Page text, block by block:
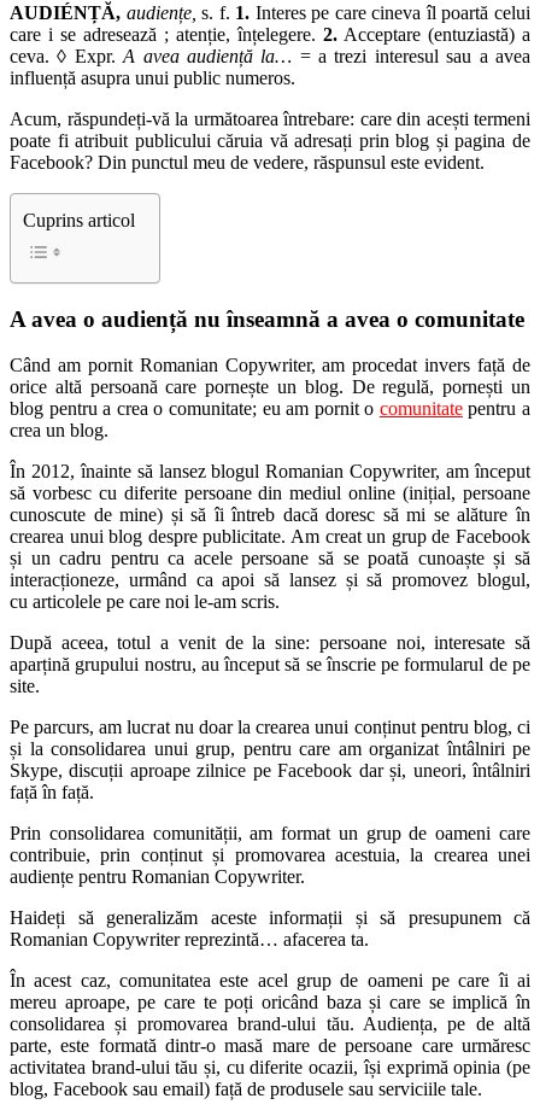
AUDIÉNȚĂ, audiențe, s. f. 1. Interes pe care cineva îl poartă celui
care i se adresează ; atenție, înțelegere. 2. Acceptare (entuziastă) a
ceva. ◊ Expr. A avea audiență la… = a trezi interesul sau a avea
influență asupra unui public numeros.
Acum, răspundeți-vă la următoarea întrebare: care din acești termeni
poate fi atribuit publicului căruia vă adresați prin blog și pagina de
Facebook? Din punctul meu de vedere, răspunsul este evident.
Cuprins articol
A avea o audiență nu înseamnă a avea o comunitate
Când am pornit Romanian Copywriter, am procedat invers față de
orice altă persoană care pornește un blog. De regulă, pornești un
blog pentru a crea o comunitate; eu am pornit o comunitatepentru a
crea un blog.
În 2012, înainte să lansez blogul Romanian Copywriter, am început
să vorbesc cu diferite persoane din mediul online (inițial, persoane
cunoscute de mine) și să îi întreb dacă doresc să mi se alăture în
crearea unui blog despre publicitate. Am creat un grup de Facebook
și un cadru pentru ca acele persoane să se poată cunoaște și să
interacționeze, urmând ca apoi să lansez și să promovez blogul,
cu articolele pe care noi le-am scris.
După aceea, totul a venit de la sine: persoane noi, interesate să
aparțină grupului nostru, au început să se înscrie pe formularul de pe
site.
Pe parcurs, am lucrat nu doar la crearea unui conținut pentru blog, ci
și la consolidarea unui grup, pentru care am organizat întâlniri pe
Skype, discuții aproape zilnice pe Facebook dar și, uneori, întâlniri
față în față.
Prin consolidarea comunității, am format un grup de oameni care
contribuie, prin conținut și promovarea acestuia, la crearea unei
audiențe pentru Romanian Copywriter.
Haideți să generalizăm aceste informații și să presupunem că
Romanian Copywriter reprezintă… afacerea ta.
În acest caz, comunitatea este acel grup de oameni pe care îi ai
mereu aproape, pe care te poți oricând baza și care se implică în
consolidarea și promovarea brand-ului tău. Audiența, pe de altă
parte, este formată dintr-o masă mare de persoane care urmăresc
activitatea brand-ului tău și, cu diferite ocazii, își exprimă opinia (pe
blog, Facebook sau email) față de produsele sau serviciile tale.